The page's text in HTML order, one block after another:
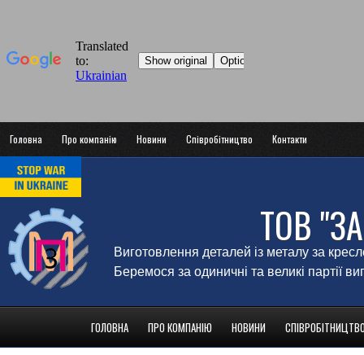
Головна Про компанію Новини Співробітництво Контакти
ТОВ
Виготовлення деталей із металу за
Беремося за одиничні та великі партії
ГОЛОВНА ПРО КОМПАНІЮ НОВИНИ